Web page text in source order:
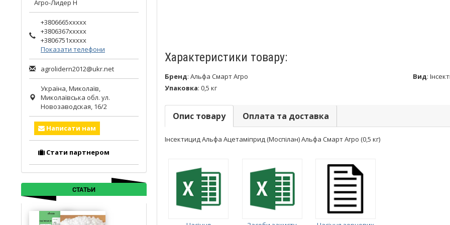
Характеристики товару:
Бренд: Альфа Смарт Агро Вид:
Упаковка: 0,5 кг
Опис товару Оплата та доставка
Інсектицид Альфа Ацетаміприд (Моспілан) Альфа Смарт Агро (0,5 кг)
Агро-Лидер Н
+3806665xxxxx
+3806367xxxxx
+3806751xxxxx
Показати телефони
agrolidern2012@ukr.net
Україна,Миколаїв,
Миколаївська обл. ул.
Новозаводская, 16/2
Написати нам
Стати партнером
СТАТЬИ